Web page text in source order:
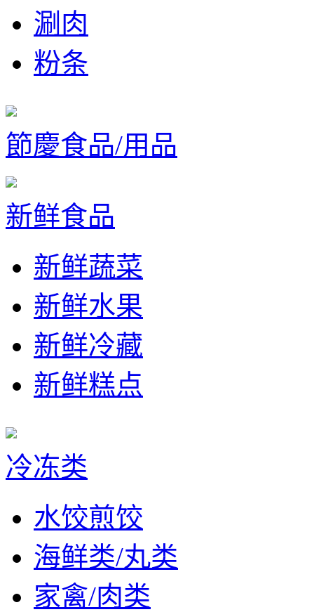
涮肉
粉条
節慶食品/用品
新鲜食品
新鲜蔬菜
新鲜水果
新鲜冷藏
新鲜糕点
冷冻类
水饺煎饺
海鲜类/丸类
家禽/肉类